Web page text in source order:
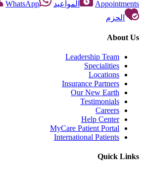
Appointments المواعيد WhatsApp
الحزم
About Us
Leadership Team
Specialities
Locations
Insurance Partners
Our New Earth
Testimonials
Careers
Help Center
MyCare Patient Portal
International Patients
Quick Links